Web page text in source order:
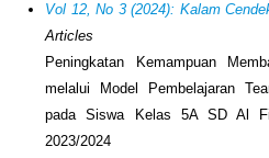
Vol 12, No 3 (2024): Kalam
Articles
Peningkatan Kemampuan
melalui Model Pembelajaran
pada Siswa Kelas 5A SD Al
2023/2024